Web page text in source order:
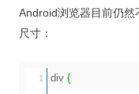
Android浏览器目前仍
尺寸：
1 div {